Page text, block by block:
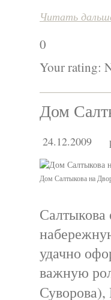
Читать
0
Your rating:
Дом
24.12.2009
Дом Салтыкова на
удачно
важную